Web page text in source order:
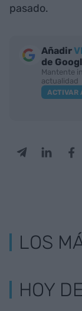
pasado.
Añadir
de
Mantente
actualidad
ACTIVAR
LOS
HOY